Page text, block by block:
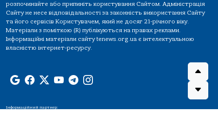
розпочинайте або припиніть користування Сайтом. Адміністрація
Сайту не несе відповідальності за законність використання Сайту
та його сервісів Користувачем, який не досяг 21-річного віку.
Матеріали з поміткою (R) публікуються на правах реклами.
Інформаційні матеріали сайту tenews.org.ua є інтелектуальною
власністю інтернет-ресурсу.
Інформаційний партнер: